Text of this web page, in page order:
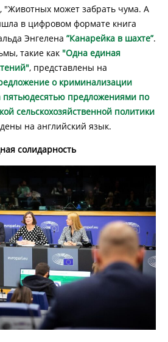
"Животных может забрать чума. А
в цифровом формате книга
Энгелена ”Канарейка в шахте”.
такие как "Одна единая
, представлены на
о криминализации
пятьюдесятью предложениями по
сельскохозяйственной политики
на английский язык.
солидарность